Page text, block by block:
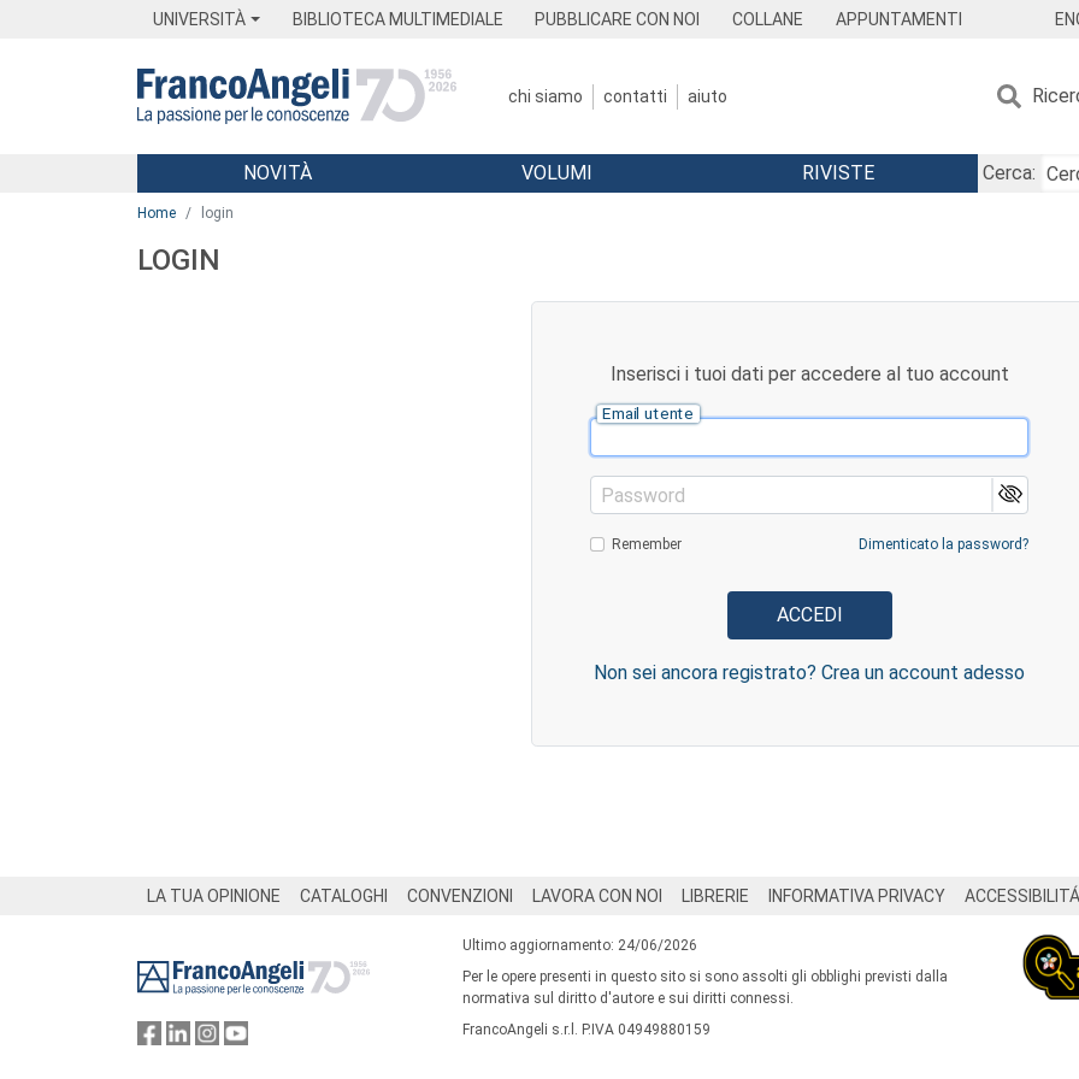
UNIVERSITÀ BIBLIOTECA MULTIMEDIALE PUBBLICARE CON NOI COLLANE APPUNTAMENTI
chi siamo contatti aiuto
Menu
NOVITÀ VOLUMI RIVISTE
Cerca:
Home login
LOGIN
Inserisci i tuoi dati per accedere al tuo account
Email utente
Password
Remember Dimenticato la password?
Non sei ancora registrato? Crea un account adesso
LA TUA OPINIONE CATALOGHI CONVENZIONI LAVORA CON NOI LIBRERIE INFORMATIVA PRIVACY ACCESSIBILITÁ
Ultimo aggiornamento: 24/06/2026
Per le opere presenti in questo sito si sono assolti gli obblighi previsti dalla
normativa sul diritto d'autore e sui diritti connessi.
FrancoAngeli s.r.l. P.IVA 04949880159